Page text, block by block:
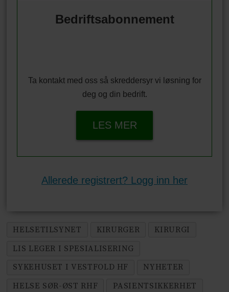
Bedriftsabonnement
Ta kontakt med oss så skreddersyr vi løsning for
deg og din bedrift.
LES MER
Allerede registrert? Logg inn her
HELSETILSYNET KIRURGER
KIRURGI
LIS LEGER I SPESIALISERING
SYKEHUSET I VESTFOLD HF
NYHETER
HELSE SØR-ØST RHF
PASIENTSIKKERHET